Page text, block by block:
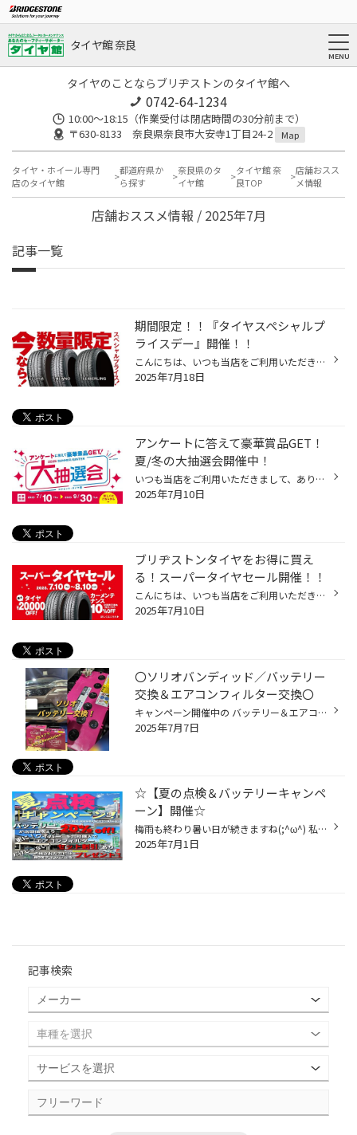
タイヤ館 奈良
タイヤのことならブリヂストンのタイヤ館へ
0742-64-1234
10:00～18:15（作業受付は閉店時間の30分前まで）
〒630-8133 奈良県奈良市大安寺1丁目24-2
Map
タイヤ・ホイール専門
店のタイヤ館
都道府県か
ら探す
奈良県のタ
イヤ館
タイヤ館 奈
良TOP
店舗おスス
メ情報
店舗おススメ情報 / 2025年7月
記事一覧
期間限定！！『タイヤスペシャルプ
ライスデー』開催！！
こんにちは、いつも当店をご利用いただきましてありがとうございます。 本日より、コクピット・タイヤ館におきまして、 期間限定！ サイズ限定！！ 数量限定！！！ お得にお買い求めいただける、「タイヤスペシャルプライスデー」がスタートします！ お得なタイヤのご紹介！！ ワゴンR、N-BOX、タン...
2025年7月18日
アンケートに答えて豪華賞品GET！
夏/冬の大抽選会開催中！
いつも当店をご利用いただきまして、ありがとうございます。 7月10日(木)から、「夏/冬の大抽選会」を開催しております！ コクピット・タイヤ館アプリからアンケートに答えて頂くと、抽選で豪華景品をプレゼント！ コクピット・タイヤ館アプリからアンケートをお答え頂いた方全員、抽選にご参加いた...
2025年7月10日
ブリヂストンタイヤをお得に買え
る！スーパータイヤセール開催！！
こんにちは、いつも当店をご利用いただきましてありがとうございます。 コクピット・タイヤ館では、ブリヂストンタイヤをお得に買える！ スーパータイヤセールを開催いたします！ ブリヂストンのタイヤを4本ご購入で最大20,000OFF！ タイヤをお得にご購入頂けるチャンスです！ 夏タイヤの交換やスタ...
2025年7月10日
〇ソリオバンディッド／バッテリー
交換＆エアコンフィルター交換〇
キャンペーン開催中の バッテリー＆エアコンフィルター！ さっそくご用命いただきました♪ 車種：ソリオバンディッド(MA36S) 商品： ・バッテリー：GSユアサ ECO.R Revolution(N-65/75B24L) ・エアコンフィルター：BOSCH アエリストフリー 点検では良好だったのですが、ご使用から３年経過していると...
2025年7月7日
☆【夏の点検＆バッテリーキャンペ
ーン】開催☆
梅雨も終わり暑い日が続きますね(;^ω^) 私たちも辛いこの暑さ・・・ お車にとっても過酷なんですね(;^_^A ですので！！ 開催します！！ この時期、特に弱りやすいのが バッテリー!! JAFの出動件数も多い、バッテリートラブル・・・ 今のバッテリー２年～３年以上経過しているなら要注意です！！ 特...
2025年7月1日
記事検索